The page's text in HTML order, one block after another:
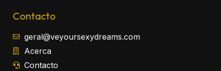
Contacto
geral@veyoursexydreams.com
Acerca
Contacto